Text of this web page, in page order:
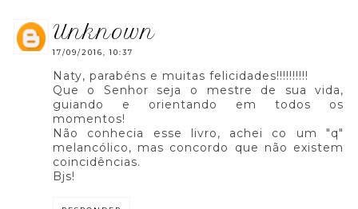
unknown
17/09/2016, 10:37
Naty, parabéns e muitas felicidades!!!!!!!!!!
Que o Senhor seja o mestre de sua vida,
guiando e orientando em todos os
momentos!
Não conhecia esse livro, achei co um "q"
melancólico, mas concordo que não existem
coincidências.
Bjs!